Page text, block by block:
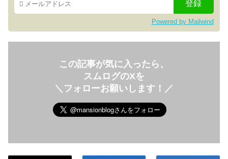
Powered by Mailwind
この記事が気に入ったら、
スムログのXを
＼フォローお願いします！／